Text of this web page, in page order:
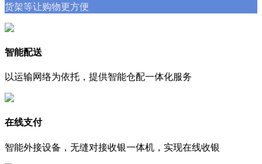
货架等让购物更方便
智能配送
以运输网络为依托，提供智能仓配一体化服务
在线支付
智能外接设备，无缝对接收银一体机，实现在线收银